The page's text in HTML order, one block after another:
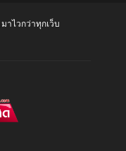
าไวกว่าทุกเว็บ